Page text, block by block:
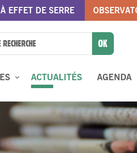
EFFET DE SERRE
ACTUALITÉS AGENDA